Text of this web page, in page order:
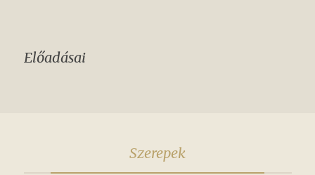
Előadásai
Szerepek